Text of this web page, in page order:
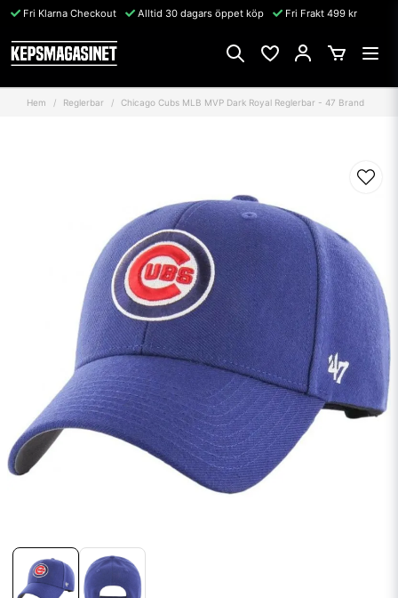
Fri Klarna Checkout Alltid 30 dagars öppet köp Fri Frakt 499 kr
Hem Reglerbar Chicago Cubs MLB MVP Dark Royal Reglerbar - 47 Brand